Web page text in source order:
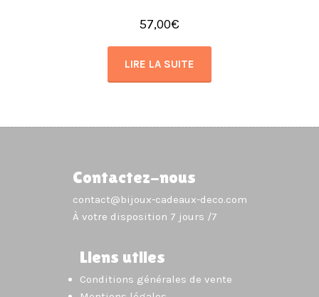
57,00€
LIRE LA SUITE
Contactez-nous
contact@bijoux-cadeaux-deco.com
À votre disposition 7 jours /7
Liens utiles
Conditions générales de vente